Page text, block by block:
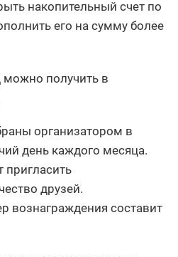
накопительный счет по
его на сумму более
получить в
организатором в
день каждого месяца.
пригласить
друзей.
вознаграждения составит